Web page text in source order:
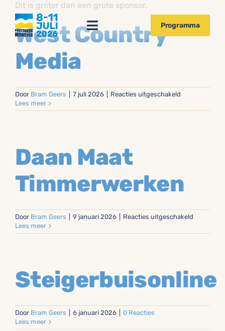
naar
inhoud
Toggle
Navigation
Activiteiten
Sponsors 2026
Programma
Dit is groter dan een grote sponsor.
West Country
Media
Door Bram Geers 7 juli 2026 Reacties uitgeschakeld
Country
Lees meer
Daan Maat
Timmerwerken
Door Bram Geers 9 januari 2026 Reacties uitgeschakeld
Maat
Lees meer
Steigerbuisonline
Door Bram Geers 6 januari 2026
0 Reacties
Lees meer